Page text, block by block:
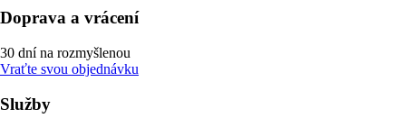
Doprava a vrácení
30 dní na rozmyšlenou
Vraťte svou objednávku
Služby